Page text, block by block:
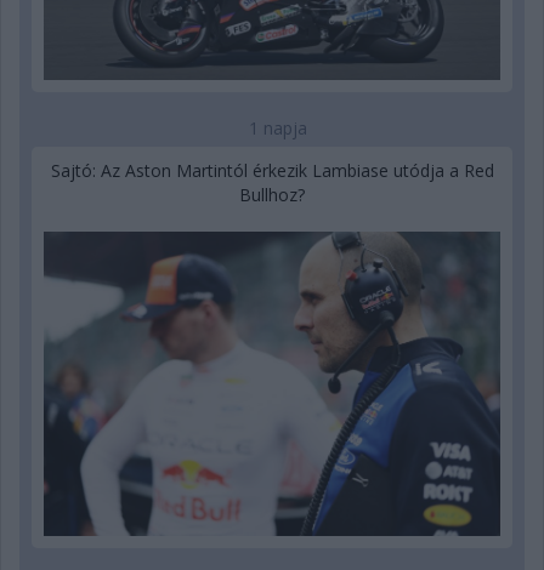
1 napja
Sajtó: Az Aston Martintól érkezik Lambiase utódja a Red
Bullhoz?